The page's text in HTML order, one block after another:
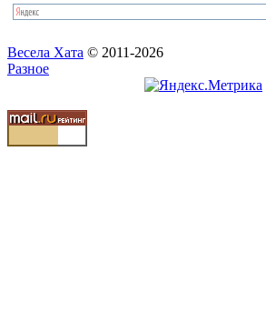
Весела Хата © 2011-2026
Разное